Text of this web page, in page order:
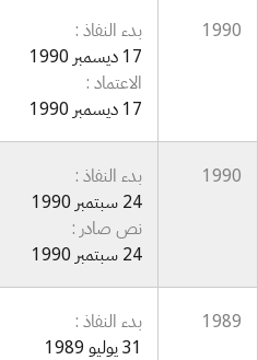
1990
بدء النفاذ :
17 ديسمبر 1990
الاعتماد :
17 ديسمبر 1990
1990
بدء النفاذ :
24 سبتمبر 1990
نص صادر :
24 سبتمبر 1990
1989
بدء النفاذ :
31 يوليو 1989